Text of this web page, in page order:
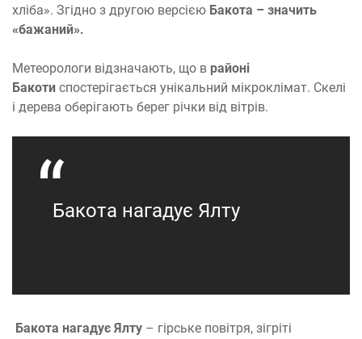
хліба». Згідно з другою версією Бакота – значить
«бажаний».
Метеорологи відзначають, що в районі
Бакоти спостерігається унікальний мікроклімат. Скелі
і дерева оберігають берег річки від вітрів.
Бакота нагадує Ялту
Бакота нагадує Ялту – гірське повітря, зігріті